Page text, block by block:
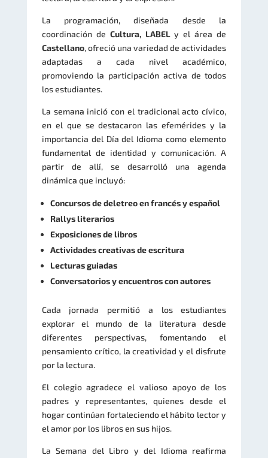
La programación, diseñada desde la
coordinación de Cultura, LABELy el área de
Castellano, ofreció una variedad de actividades
adaptadas a cada nivel académico,
promoviendo la participación activa de todos
los estudiantes.
La semana inició con el tradicional acto cívico,
en el que se destacaron las efemérides y la
importancia del Día del Idioma como elemento
fundamental de identidad y comunicación. A
partir de allí, se desarrolló una agenda
dinámica que incluyó:
Concursos de deletreo en francés y español
Rallys literarios
Exposiciones de libros
Actividades creativas de escritura
Lecturas guiadas
Conversatorios y encuentros con autores
Cada jornada permitió a los estudiantes
explorar el mundo de la literatura desde
diferentes perspectivas, fomentando el
pensamiento crítico, la creatividad y el disfrute
por la lectura.
El colegio agradece el valioso apoyo de los
padres y representantes, quienes desde el
hogar continúan fortaleciendo el hábito lector y
el amor por los libros en sus hijos.
La Semana del Libro y del Idioma reafirma